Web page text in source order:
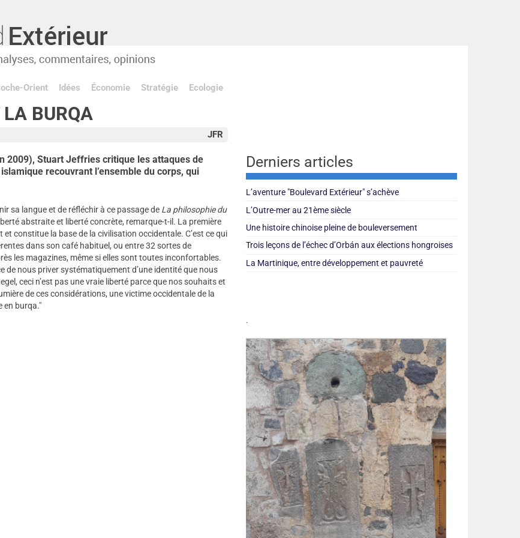
Orient Idées Économie Stratégie Ecologie
LA BURQA
JFR
2009), Stuart Jeffries critique les attaques de
recouvrant l’ensemble du corps, qui
sa langue et de réfléchir à ce passage de La philosophie du
abstraite et liberté concrète, remarque-t-il. La première
constitue la base de la civilisation occidentale. C’est ce qui
dans son café habituel, ou entre 32 sortes de
les magazines, même si elles sont toutes inconfortables.
de nous priver systématiquement d’une identité que nous
ceci n’est pas une vraie liberté parce que nos souhaits et
de ces considérations, une victime occidentale de la
en burqa."
Derniers articles
L’aventure "Boulevard Extérieur" s’achève
L’Outre-mer au 21ème siècle
Une histoire chinoise pleine de bouleversement
Trois leçons de l’échec d’Orbán aux élections hongroises
La Martinique, entre développement et pauvreté
.